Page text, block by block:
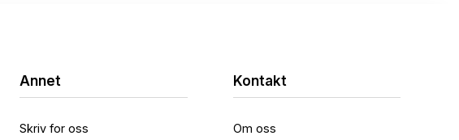
Annet
Skriv for oss
Kontakt
Om oss